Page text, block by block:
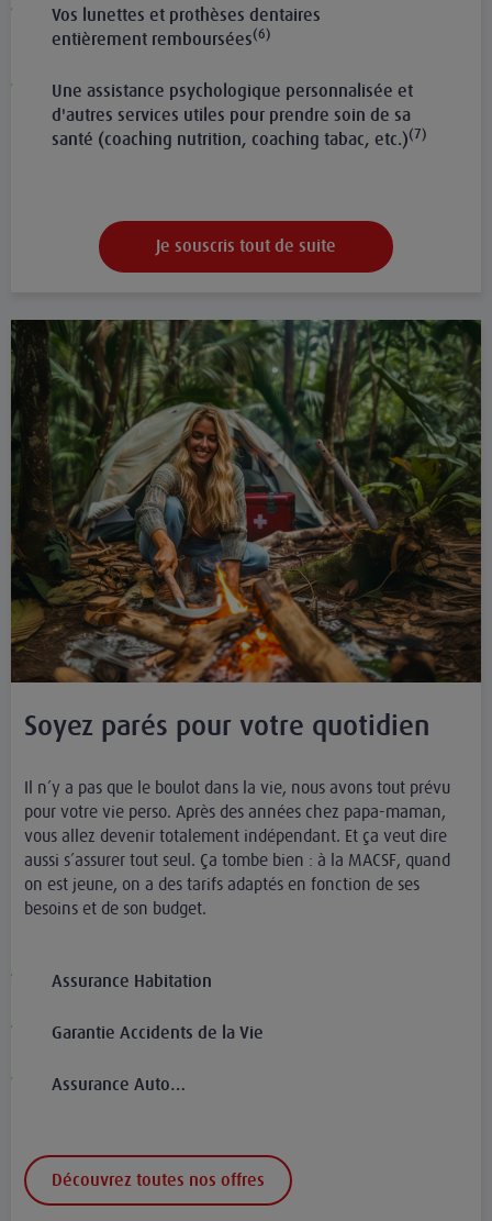
Vos lunettes et prothèses dentaires
entièrement remboursées(6)​
Une assistance psychologique personnalisée et
d'autres services utiles pour prendre soin de sa
santé (coaching nutrition, coaching tabac, etc.)​(7)
Je souscris tout de suite
Soyez parés pour votre quotidien
Il n’y a pas que le boulot dans la vie, nous avons tout prévu
pour votre vie perso. Après des années chez papa-maman,
vous allez devenir totalement indépendant. Et ça veut dire
aussi s’assurer tout seul. Ça tombe bien : à la MACSF, quand
on est jeune, on a des tarifs adaptés en fonction de ses
besoins et de son budget.
Assurance Habitation
Garantie Accidents de la Vie
Assurance Auto…
Découvrez toutes nos offres